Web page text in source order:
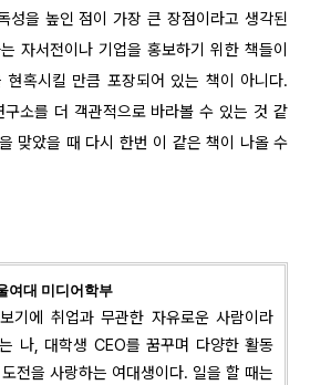
성을 높인 점이 가장 큰 장점이라고 생각된
자서전이나 기업을 홍보하기 위한 책들이
현혹시킬 만큼 포장되어 있는 책이 아니다.
구소를 더 객관적으로 바라볼 수 있는 것 같
맞았을 때 다시 한번 이 같은 책이 나올 수
여대 미디어학부
기에 취업과 무관한 자유로운 사람이라
나, 대학생 CEO를 꿈꾸며 다양한 활동
전을 사랑하는 여대생이다. 일을 할 때는